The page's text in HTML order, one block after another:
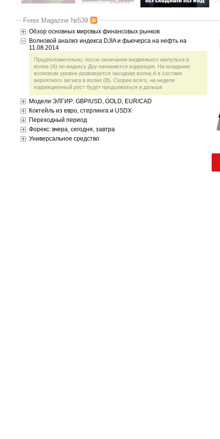
Forex Magazine №539
Обзор основных мировых финансовых рынков
Волновой анализ индекса DJIA и фьючерса на нефть на
11.08.2014
Предположительно, после окончания медвежьего импульса в
волне (А) по индексу Доу начинается коррекция. На младшем
волновом уровне развивается заходная волна А в составе
вероятного зигзага в волне (В). Скорее всего, на неделе
коррекционный рост будет продолжаться и дальше
Модели ЭЛГИР: GBP/USD, GOLD, EUR/CAD
Коктейль из евро, стерлинга и USDX
Переходный период
Форекс: вчера, сегодня, завтра
Универсальное средство